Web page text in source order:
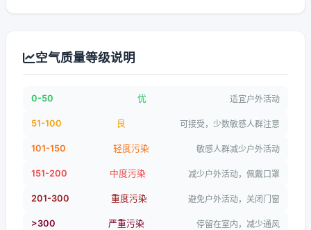
空气质量等级说明
0-50 优 适宜户外活动
51-100 良 可接受，少数敏感人群注意
101-150 轻度污染 敏感人群减少户外活动
151-200 中度污染 减少户外活动，佩戴口罩
201-300 重度污染 避免户外活动，关闭门窗
>300 严重污染 停留在室内，减少通风